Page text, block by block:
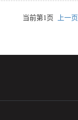
当前第1页 上一页